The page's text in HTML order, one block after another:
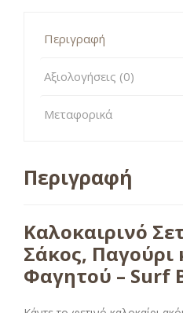
Περιγραφή
Αξιολογήσεις (0)
Μεταφορικά
Περιγραφή
Καλοκαιρινό
Σάκος, Παγούρι
Φαγητού – Surf